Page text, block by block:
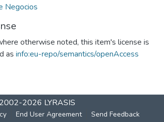
Negocios
otherwise noted, this item's license is
as info:eu-repo/semantics/openAccess
2026 LYRASIS
End User Agreement Send Feedback